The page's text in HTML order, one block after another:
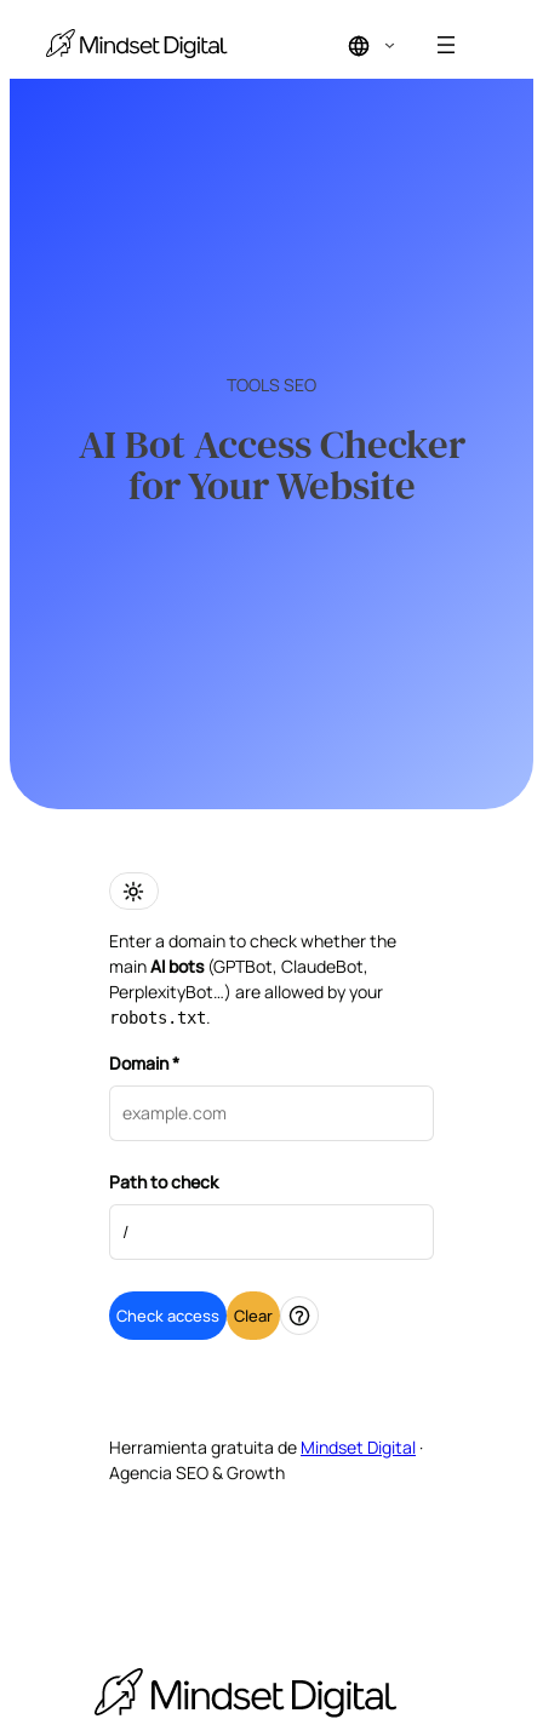
TOOLS SEO
AI Bot Access Checker
for Your Website
Enter a domain to check whether the
mainAI bots(GPTBot, ClaudeBot,
PerplexityBot…) are allowed by your
robots.txt.
Domain *
Path to check
Check access Clear Help
Herramienta gratuita de Mindset Digital ·
Agencia SEO & Growth